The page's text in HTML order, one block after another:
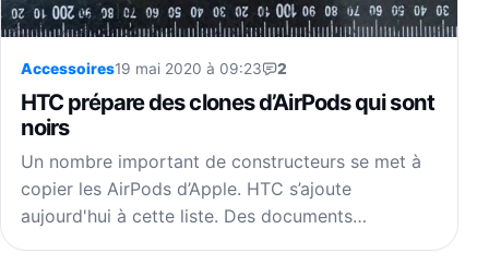
Accessoires19 mai 2020 à 09:23 2
HTC prépare des clones d’AirPods qui sont
noirs
Un nombre important de constructeurs se met à
copier les AirPods d’Apple. HTC s’ajoute
aujourd'hui à cette liste. Des documents…